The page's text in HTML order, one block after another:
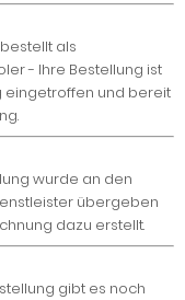
als
- Ihre Bestellung ist
eingetroffen und bereit
wurde an den
übergeben
dazu erstellt.
gibt es noch